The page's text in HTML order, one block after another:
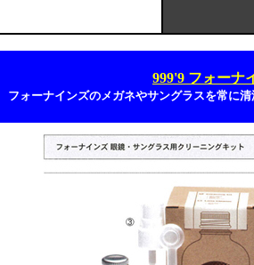
999'9 フォーナ
フォーナインズのメガネやサングラスを常に